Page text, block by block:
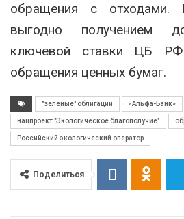
обращения с отходами.
выгодно получением
ключевой ставки ЦБ
обращения ценных бумаг.
"зеленые" облигации «Альфа-Банк»
нацпроект "Экологическое благополучие"
Российский экологический оператор
Поделиться